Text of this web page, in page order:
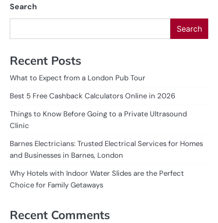
Search
Search
Recent Posts
What to Expect from a London Pub Tour
Best 5 Free Cashback Calculators Online in 2026
Things to Know Before Going to a Private Ultrasound
Clinic
Barnes Electricians: Trusted Electrical Services for Homes
and Businesses in Barnes, London
Why Hotels with Indoor Water Slides are the Perfect
Choice for Family Getaways
Recent Comments